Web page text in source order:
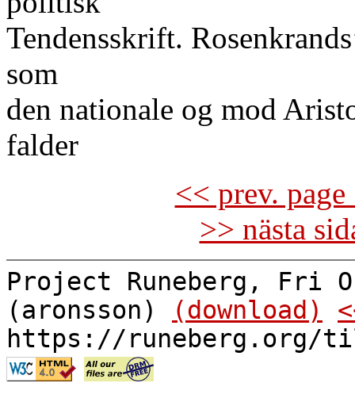
Tendensskrift.
som
den nationale og mod
falder
<< prev.
>> nästa
Project Runeberg, Fri
(aronsson)
(download)
https://runeberg.org/